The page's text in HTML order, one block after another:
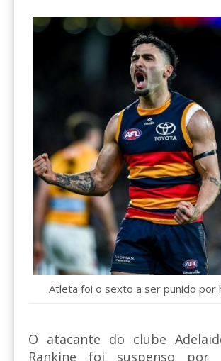
Atleta foi o sexto a ser punido por
O atacante do clube
Rankine foi suspenso